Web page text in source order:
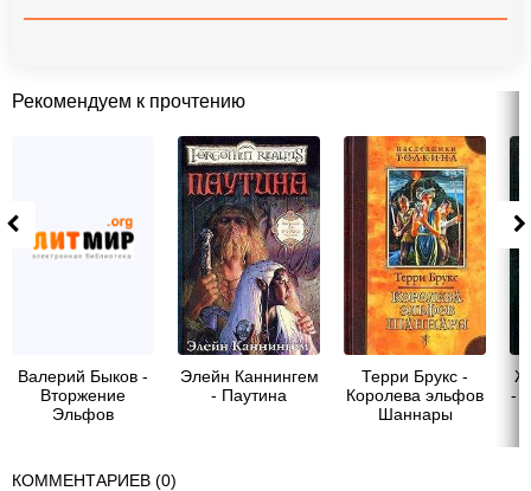
Рекомендуем к прочтению
Валерий Быков -
Вторжение
Эльфов
Элейн Каннингем
- Паутина
Терри Брукс -
Королева эльфов
Шаннары
-
КОММЕНТАРИЕВ (0)